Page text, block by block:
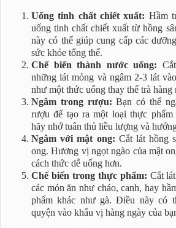
Uống tinh chất chiết xuất: Hầm
uống tinh chất chiết xuất từ hồng
này có thể giúp cung cấp các
sức khỏe tổng thể.
Chế biến thành nước uống:
những lát mỏng và ngâm 2-3 lát
như một thức uống thay thế trà hàng
Ngâm trong rượu: Bạn có thể
rượu để tạo ra một loại thực
hãy nhớ tuân thủ liều lượng và
Ngâm với mật ong: Cắt lát hồng
ong. Hương vị ngọt ngào của mật
cách thức dễ uống hơn.
Chế biến trong thực phẩm: Cắt
các món ăn như cháo, canh, hay
phẩm khác như gà. Điều này có
quyện vào khẩu vị hàng ngày của